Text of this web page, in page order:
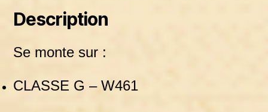
Description
Se monte sur :
CLASSE G – W461